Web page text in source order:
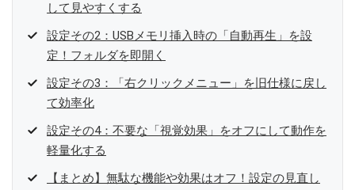
して見やすくする
設定その2：USBメモリ挿入時の「自動再生」を設
定！フォルダを即開く
設定その3：「右クリックメニュー」を旧仕様に戻し
て効率化
設定その4：不要な「視覚効果」をオフにして動作を
軽量化する
【まとめ】無駄な機能や効果はオフ！設定の見直し